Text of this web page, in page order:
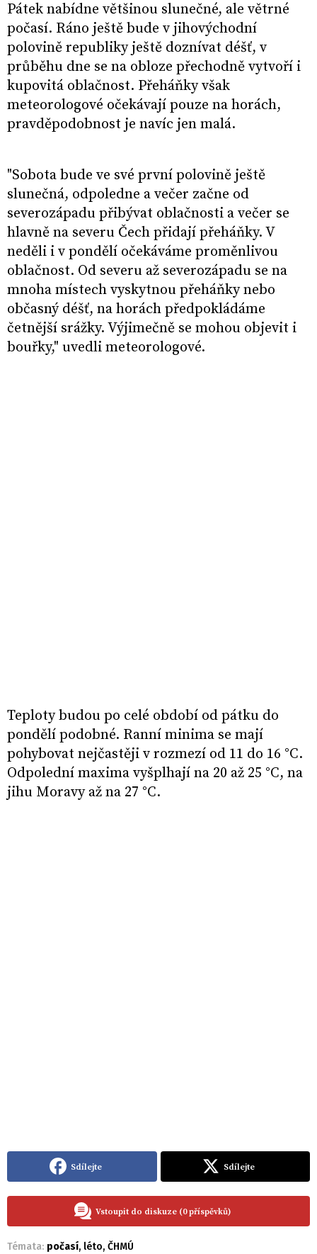
Pátek nabídne většinou slunečné, ale větrné
počasí. Ráno ještě bude v jihovýchodní
polovině republiky ještě doznívat déšť, v
průběhu dne se na obloze přechodně vytvoří i
kupovitá oblačnost. Přeháňky však
meteorologové očekávají pouze na horách,
pravděpodobnost je navíc jen malá.
"Sobota bude ve své první polovině ještě
slunečná, odpoledne a večer začne od
severozápadu přibývat oblačnosti a večer se
hlavně na severu Čech přidají přeháňky. V
neděli i v pondělí očekáváme proměnlivou
oblačnost. Od severu až severozápadu se na
mnoha místech vyskytnou přeháňky nebo
občasný déšť, na horách předpokládáme
četnější srážky. Výjimečně se mohou objevit i
bouřky," uvedli meteorologové.
Teploty budou po celé období od pátku do
pondělí podobné. Ranní minima se mají
pohybovat nejčastěji v rozmezí od 11 do 16 °C.
Odpolední maxima vyšplhají na 20 až 25 °C, na
jihu Moravy až na 27 °C.
Sdílejte Sdílejte
Vstoupit do diskuze (0 příspěvků)
Témata: počasí, léto, ČHMÚ